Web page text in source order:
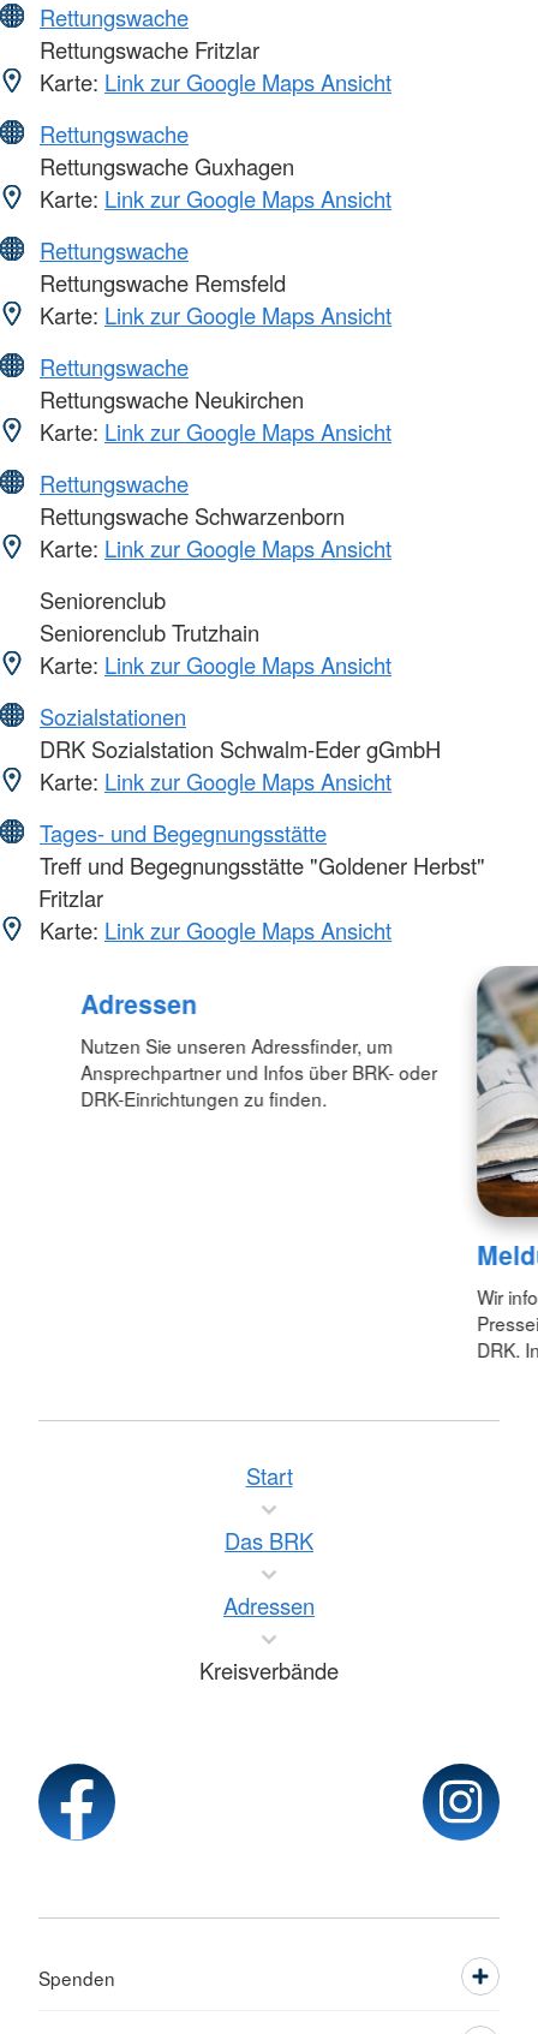
Rettungswache
Rettungswache Fritzlar
Karte: Link zur Google Maps Ansicht
Rettungswache
Rettungswache Guxhagen
Karte: Link zur Google Maps Ansicht
Rettungswache
Rettungswache Remsfeld
Karte: Link zur Google Maps Ansicht
Rettungswache
Rettungswache Neukirchen
Karte: Link zur Google Maps Ansicht
Rettungswache
Rettungswache Schwarzenborn
Karte: Link zur Google Maps Ansicht
Seniorenclub
Seniorenclub Trutzhain
Karte: Link zur Google Maps Ansicht
Sozialstationen
DRK Sozialstation Schwalm-Eder gGmbH
Karte: Link zur Google Maps Ansicht
Tages- und Begegnungsstätte
Treff und Begegnungsstätte "Goldener Herbst"
Fritzlar
Karte: Link zur Google Maps Ansicht
Adressen
Nutzen Sie unseren Adressfinder, um
Ansprechpartner und Infos über BRK- oder
DRK-Einrichtungen zu finden.
Wir
DRK.
Start
Das BRK
Adressen
Kreisverbände
Spenden